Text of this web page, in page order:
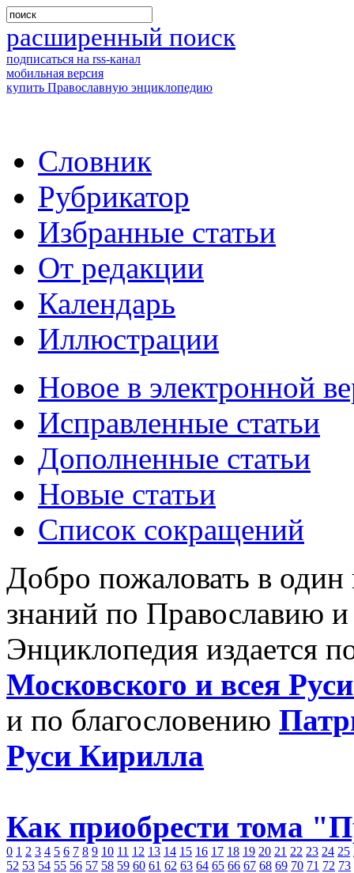
расширенный поиск
подписаться на rss-канал
мобильная версия
купить Православную энциклопедию
Словник
Рубрикатор
Избранные статьи
От редакции
Календарь
Иллюстрации
Новое в электронной
Исправленные статьи
Дополненные статьи
Новые статьи
Список сокращений
Добро пожаловать в
знаний по Православию
Энциклопедия издается
Московского и всея
и по благословению
Руси Кирилла
Как приобрести тома
0 1 2 3 4 5 6 7 8 9 10 11 12 13 14 15 16 17 18 19 20 21 22 23 24 25
52 53 54 55 56 57 58 59 60 61 62 63 64 65 66 67 68 69 70 71 72 73